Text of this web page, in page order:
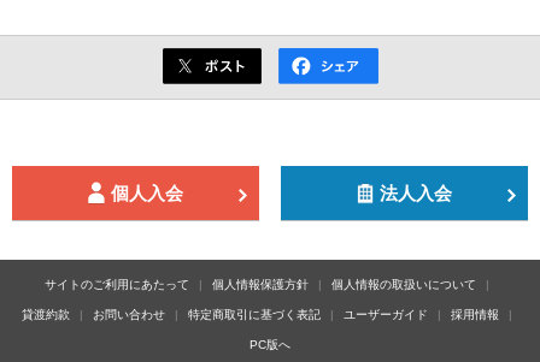
個人入会 法人入会
サイトのご利用にあたって 個人情報保護方針 個人情報の取扱いについて
貸渡約款 お問い合わせ 特定商取引に基づく表記 ユーザーガイド 採用情報
PC版へ